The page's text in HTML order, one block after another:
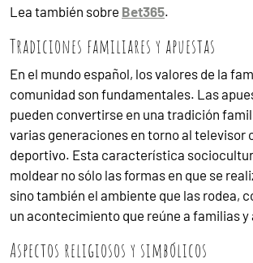
Lea también sobre Bet365.
Tradiciones familiares y apuestas
En el mundo español, los valores de la
comunidad son fundamentales. Las
pueden convertirse en una tradición
varias generaciones en torno al televisor
deportivo. Esta característica
moldear no sólo las formas en que se
sino también el ambiente que las rodea,
un acontecimiento que reúne a familias y
Aspectos religiosos y simbólicos